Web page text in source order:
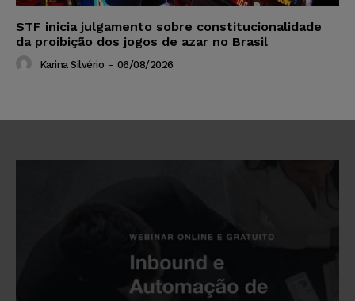
STF inicia julgamento sobre constitucionalidade
da proibição dos jogos de azar no Brasil
Karina Silvério - 06/08/2026